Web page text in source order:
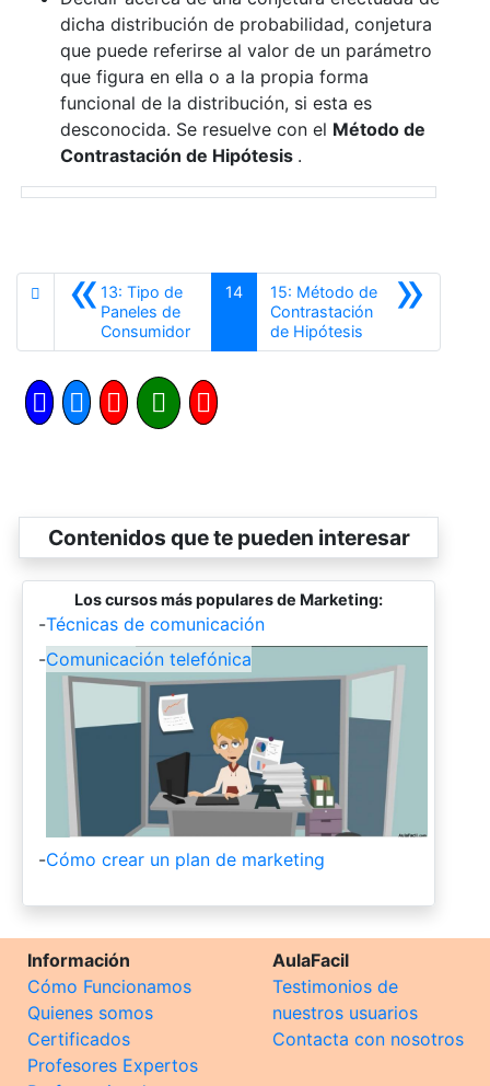
dicha distribución de probabilidad, conjetura
que puede referirse al valor de un parámetro
que figura en ella o a la propia forma
funcional de la distribución, si esta es
desconocida. Se resuelve con el Método de
Contrastación de Hipótesis .
«13: Tipo de
Paneles de
ConsumidorAnterior
14 »
15: Método de
Contrastación
de Hipótesis
Contenidos que te pueden interesar
Los cursos más populares de Marketing:
-Técnicas de comunicación
-Comunicación telefónica
-Cómo crear un plan de marketing
Información
Cómo Funcionamos
Quienes somos
Certificados
Profesores Expertos
AulaFacil
Testimonios de
nuestros usuarios
Contacta con nosotros